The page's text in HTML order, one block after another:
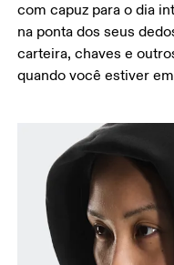
com capuz para o dia
na ponta dos seus
carteira, chaves e
quando você estiver